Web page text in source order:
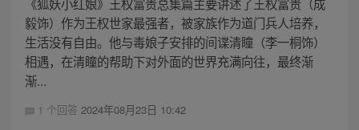
毅饰）作为王权世家最强者，被家族作为道门兵人培养，
生活没有自由。他与毒娘子安排的间谍清瞳（李一桐饰）
相遇，在清瞳的帮助下对外面的世界充满向往，最终渐
渐...
1 个回答 2024年08月23日 10:42